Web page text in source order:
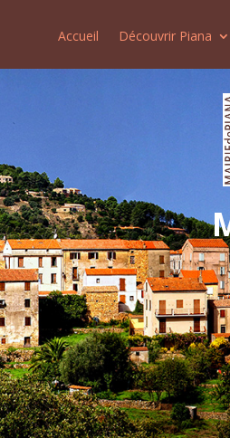
Accueil Découvrir Piana